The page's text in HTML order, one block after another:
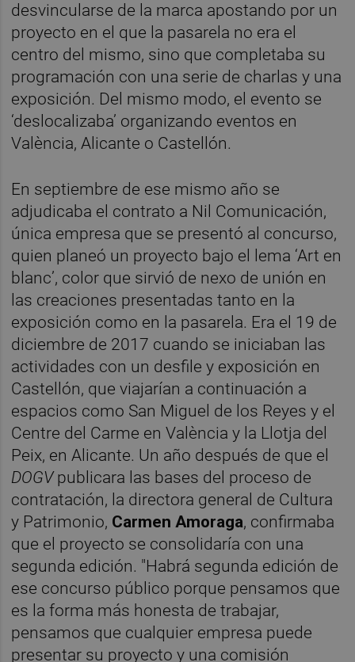
desvincularse de la marca apostando por un
proyecto en el que la pasarela no era el
centro del mismo, sino que completaba su
programación con una serie de charlas y una
exposición. Del mismo modo, el evento se
‘deslocalizaba’ organizando eventos en
València, Alicante o Castellón.
En septiembre de ese mismo año se
adjudicaba el contrato a Nil Comunicación,
única empresa que se presentó al concurso,
quien planeó un proyecto bajo el lema ‘Art en
blanc’, color que sirvió de nexo de unión en
las creaciones presentadas tanto en la
exposición como en la pasarela. Era el 19 de
diciembre de 2017 cuando se iniciaban las
actividades con un desfile y exposición en
Castellón, que viajarían a continuación a
espacios como San Miguel de los Reyes y el
Centre del Carme en València y la Llotja del
Peix, en Alicante. Un año después de que el
DOGVpublicara las bases del proceso de
contratación, la directora general de Cultura
y Patrimonio, Carmen Amoraga, confirmaba
que el proyecto se consolidaría con una
segunda edición. "Habrá segunda edición de
ese concurso público porque pensamos que
es la forma más honesta de trabajar,
pensamos que cualquier empresa puede
presentar su proyecto y una comisión